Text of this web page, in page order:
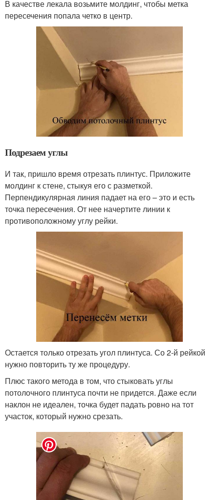
В качестве лекала возьмите молдинг, чтобы метка
пересечения попала четко в центр.
Подрезаем углы
И так, пришло время отрезать плинтус. Приложите
молдинг к стене, стыкуя его с разметкой.
Перпендикулярная линия падает на его – это и есть
точка пересечения. От нее начертите линии к
противоположному углу рейки.
Остается только отрезать угол плинтуса. Со 2-й рейкой
нужно повторить ту же процедуру.
Плюс такого метода в том, что стыковать углы
потолочного плинтуса почти не придется. Даже если
наклон не идеален, точка будет падать ровно на тот
участок, который нужно срезать.